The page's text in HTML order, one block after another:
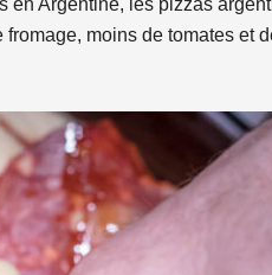
moins de tomates et